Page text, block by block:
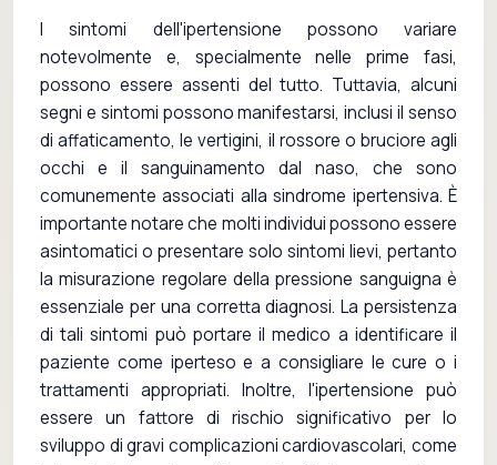
I sintomi dell'ipertensione possono variare
notevolmente e, specialmente nelle prime fasi,
possono essere assenti del tutto. Tuttavia, alcuni
segni e sintomi possono manifestarsi, inclusi il senso
di affaticamento, le vertigini, il rossore o bruciore agli
occhi e il sanguinamento dal naso, che sono
comunemente associati alla sindrome ipertensiva. È
importante notare che molti individui possono essere
asintomatici o presentare solo sintomi lievi, pertanto
la misurazione regolare della pressione sanguigna è
essenziale per una corretta diagnosi. La persistenza
di tali sintomi può portare il medico a identificare il
paziente come iperteso e a consigliare le cure o i
trattamenti appropriati. Inoltre, l'ipertensione può
essere un fattore di rischio significativo per lo
sviluppo di gravi complicazioni cardiovascolari, come